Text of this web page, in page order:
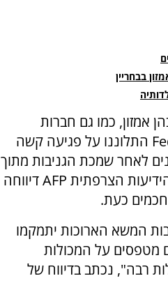
בבחריין
אמזון, כמו גם חברות
התלוננו על פגיעה קשה
לאחר שמכת הגניבות מתוך
הצרפתית AFPדיווחה
כעת.
המשא הארוכות יתמקמו
מטפסים על המכולות
רבה", נכתב בדיווח של